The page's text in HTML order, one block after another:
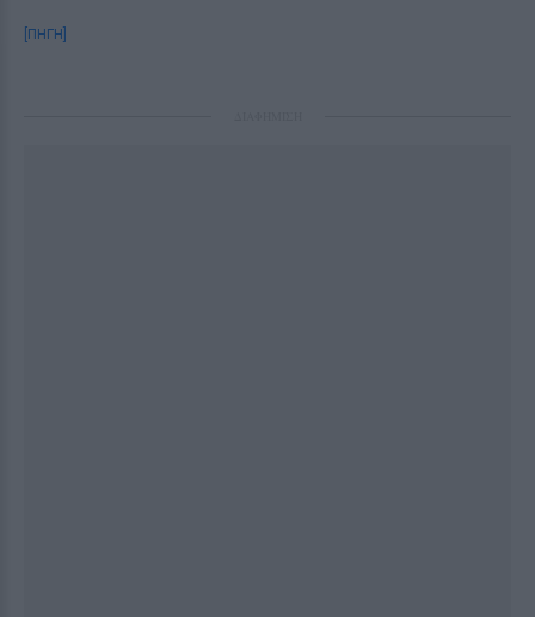
[ΠΗΓΗ]